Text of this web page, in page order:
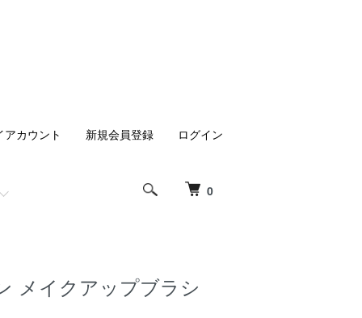
0
アカウント 新規会員登録 ログイン
メイクアップブラシ